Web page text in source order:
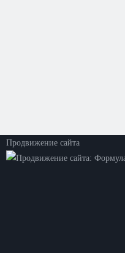
Продвижение сайта